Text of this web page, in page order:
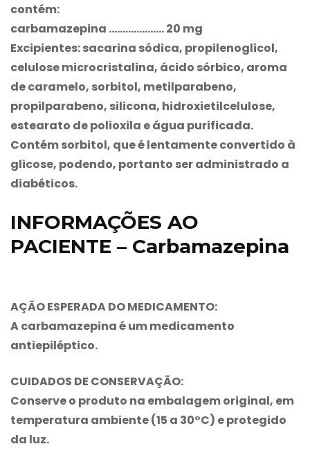
contém:
carbamazepina ……………….. 20 mg
Excipientes: sacarina sódica, propilenoglicol,
celulose microcristalina, ácido sórbico, aroma
de caramelo, sorbitol, metilparabeno,
propilparabeno, silicona, hidroxietilcelulose,
estearato de polioxila e água purificada.
Contém sorbitol, que é lentamente convertido à
glicose, podendo, portanto ser administrado a
diabéticos.
INFORMAÇÕES AO
PACIENTE – Carbamazepina
AÇÃO ESPERADA DO MEDICAMENTO:
Acarbamazepinaé um medicamento
antiepiléptico.
CUIDADOS DE CONSERVAÇÃO:
Conserve o produto na embalagem original, em
temperatura ambiente (15 a 30°C) e protegido
da luz.